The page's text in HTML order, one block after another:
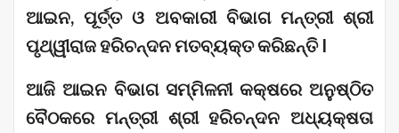
ଆଇନ, ପୂର୍ତ୍ତ ଓ ଅବକାରୀ ବିଭାଗ ମନ୍ତ୍ରୀ ଶ୍ରୀ
ପୃଥ୍ୱୀରାଜ ହରିଚନ୍ଦନ ମତବ୍ୟକ୍ତ କରିଛନ୍ତି I
ଆଜି ଆଇନ ବିଭାଗ ସମ୍ମିଳନୀ କକ୍ଷରେ ଅନୁଷ୍ଠିତ
ବୈଠକରେ ମନ୍ତ୍ରୀ ଶ୍ରୀ ହରିଚନ୍ଦନ ଅଧ୍ୟକ୍ଷତା